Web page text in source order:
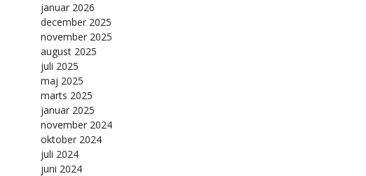
januar 2026
december 2025
november 2025
august 2025
juli 2025
maj 2025
marts 2025
januar 2025
november 2024
oktober 2024
juli 2024
juni 2024